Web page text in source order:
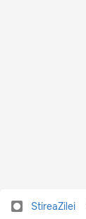
StireaZilei